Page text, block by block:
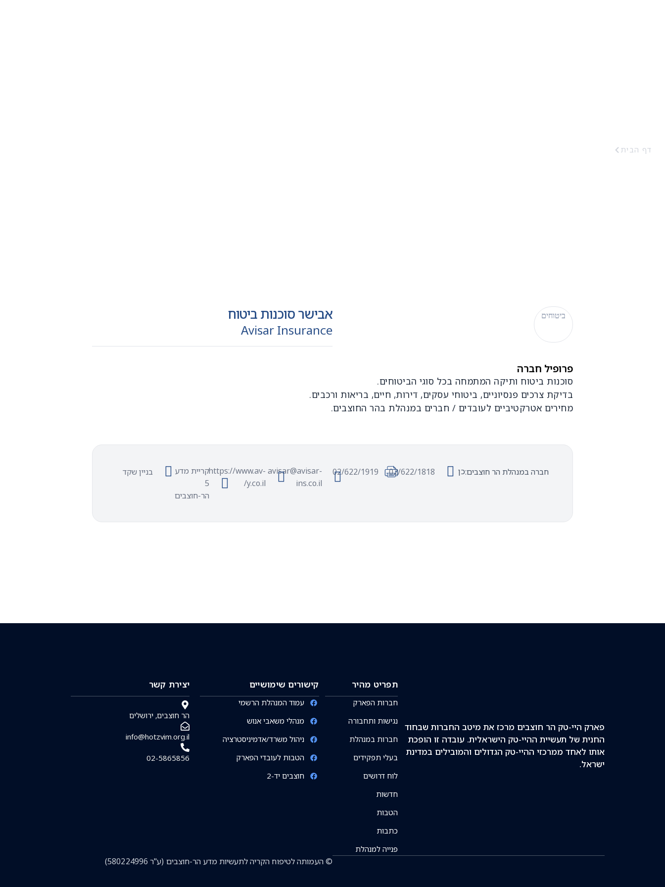
דף הבית
ביטוחים אבישר סוכנות ביטוח
Avisar Insurance
פרופיל חברה
סוכנות ביטוח ותיקה המתמחה בכל סוגי הביטוחים.
בדיקת צרכים פנסיוניים, ביטוחי עסקים, דירות, חיים, בריאות ורכבים.
מחירים אטרקטיביים לעובדים / חברים במנהלת בהר החוצבים.
חברה במנהלת הר חוצבים:כן 02/622/1818
02/622/1919
avisar@avisar-
ins.co.il
https://www.av-
y.co.il/
קריית מדע
5
הר-חוצבים
בניין שקד
פארק היי-טק הר חוצבים מרכז את מיטב החברות שבחוד
החנית של תעשיית ההיי-טק הישראלית. עובדה זו הופכת
אותו לאחד ממרכזי ההיי-טק הגדולים והמובילים במדינת
ישראל.
תפריט מהיר
חברות הפארק
נגישות ותחבורה
חברות במנהלת
בעלי תפקידים
לוח דרושים
חדשות
הטבות
כתבות
פנייה למנהלת
קישורים שימושיים
עמוד המנהלת הרשמי
מנהלי משאבי אנוש
ניהול משרד/אדמיניסטרציה
הטבות לעובדי הפארק
חוצבים יד-2
יצירת קשר
הר חוצבים, ירושלים
info@hotzvim.org.il
02-5865856
© העמותה לטיפוח הקריה לתעשיות מדע הר-חוצבים (ע"ר 580224996)